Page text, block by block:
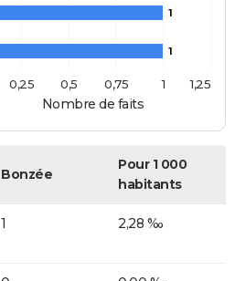
Nombre de faits
1
1
1
0,25 0,5 0,75 1,25
Bonzée
Pour 1 000
habitants
1 2,28 ‰